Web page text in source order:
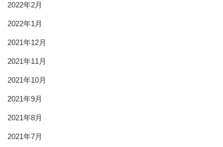
2022年2月
2022年1月
2021年12月
2021年11月
2021年10月
2021年9月
2021年8月
2021年7月